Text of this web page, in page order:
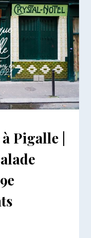
Pigalle |